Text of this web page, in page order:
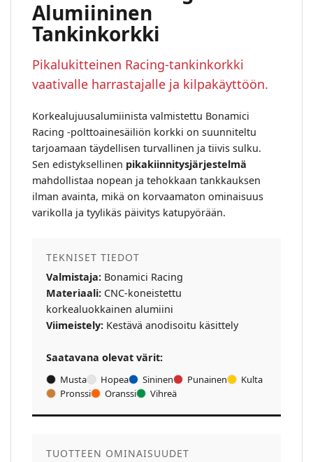
Alumiininen
Tankinkorkki
Pikalukitteinen Racing-tankinkorkki
vaativalle harrastajalle ja kilpakäyttöön.
Korkealujuusalumiinista valmistettu Bonamici
Racing -polttoainesäiliön korkki on suunniteltu
tarjoamaan täydellisen turvallinen ja tiivis sulku.
Sen edistyksellinen pikakiinnitysjärjestelmä
mahdollistaa nopean ja tehokkaan tankkauksen
ilman avainta, mikä on korvaamaton ominaisuus
varikolla ja tyylikäs päivitys katupyörään.
TEKNISET TIEDOT
Valmistaja: Bonamici Racing
Materiaali: CNC-koneistettu
korkealuokkainen alumiini
Viimeistely: Kestävä anodisoitu käsittely
Saatavana olevat värit:
Musta Hopea Sininen Punainen
Kulta
Pronssi
Oranssi Vihreä
TUOTTEEN OMINAISUUDET